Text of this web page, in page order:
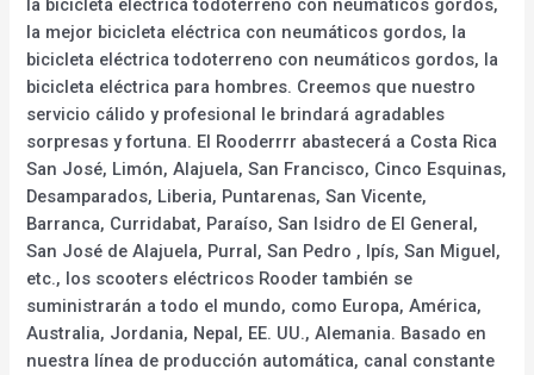
la bicicleta eléctrica todoterreno con neumáticos gordos,
la mejor bicicleta eléctrica con neumáticos gordos, la
bicicleta eléctrica todoterreno con neumáticos gordos, la
bicicleta eléctrica para hombres. Creemos que nuestro
servicio cálido y profesional le brindará agradables
sorpresas y fortuna. El Rooderrrr abastecerá a Costa Rica
San José, Limón, Alajuela, San Francisco, Cinco Esquinas,
Desamparados, Liberia, Puntarenas, San Vicente,
Barranca, Curridabat, Paraíso, San Isidro de El General,
San José de Alajuela, Purral, San Pedro , Ipís, San Miguel,
etc., los scooters eléctricos Rooder también se
suministrarán a todo el mundo, como Europa, América,
Australia, Jordania, Nepal, EE. UU., Alemania. Basado en
nuestra línea de producción automática, canal constante